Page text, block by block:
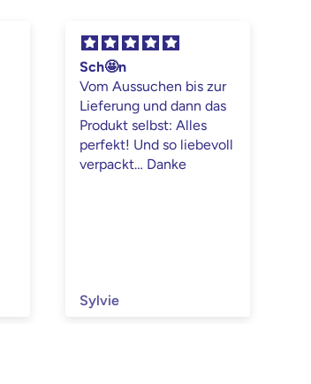
Sch🤩n
Vom Aussuchen bis zur
Lieferung und dann das
Produkt selbst: Alles
perfekt! Und so liebevoll
verpackt… Danke
Sylvie